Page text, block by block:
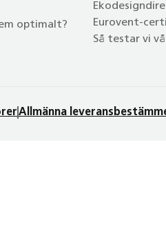
optimalt?
Eurovent-
Så testar vi
Allmänna